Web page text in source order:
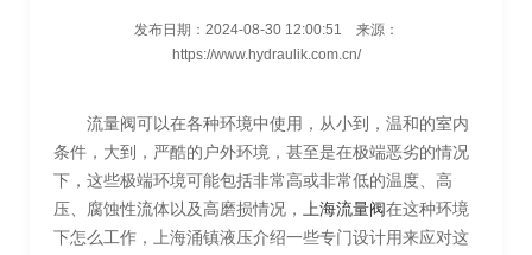
发布日期： 2024-08-30 12:00:51
来源：
https://www.hydraulik.com.cn/
流量阀可以在各种环境中使用，从小到，温和的室内
条件，大到，严酷的户外环境，甚至是在极端恶劣的情况
下，这些极端环境可能包括非常高或非常低的温度、高
压、腐蚀性流体以及高磨损情况，
上海流量阀在这种环境
下怎么工作，上海涌镇液压介绍一些专门设计用来应对这